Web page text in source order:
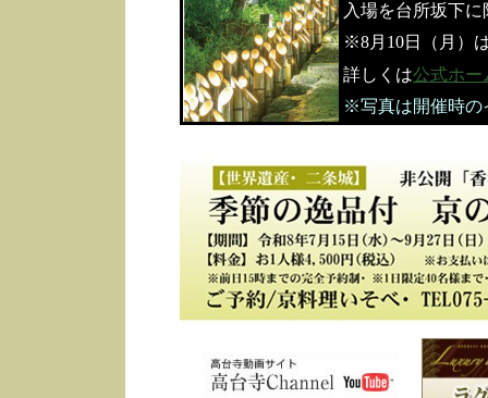
入場を台所坂下
※8月10日（月）
詳しくは公式ホー
※写真は開催時の